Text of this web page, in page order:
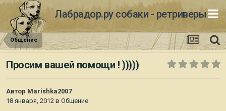
Лабрадор.ру собаки - ретриверы
Общение
Просим вашей помощи ! )))))
Автор Marishka2007
18 января, 2012 в Общение